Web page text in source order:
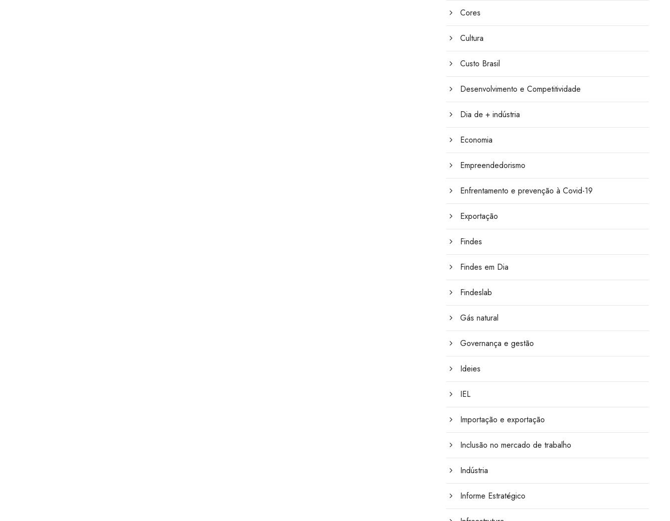
Cores
Cultura
Custo Brasil
Desenvolvimento e Competitividade
Dia de + indústria
Economia
Empreendedorismo
Enfrentamento e prevenção à Covid-19
Exportação
Findes
Findes em Dia
Findeslab
Gás natural
Governança e gestão
Ideies
IEL
Importação e exportação
Inclusão no mercado de trabalho
Indústria
Informe Estratégico